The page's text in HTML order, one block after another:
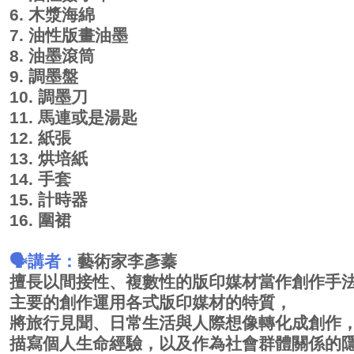
6. 木漿海綿
7. 油性版畫油墨
8. 油墨滾筒
9. 調墨盤
10. 調墨刀
11. 馬連或是湯匙
12. 紙張
13. 烘培紙
14. 手套
15. 計時器
16. 圍裙
🗣️講者： 藝術家李彥蓁
擅長以間接性、複數性的版印媒材當作創作手法
主要的創作運用各式版印媒材的特質，
將旅行見聞、日常生活與人際想像轉化成創作，
描寫個人生命經驗，以及作為社會群體關係的隱